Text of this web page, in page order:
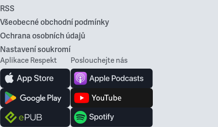
RSS
Všeobecné obchodní podmínky
Ochrana osobních údajů
Nastavení soukromí
Aplikace Respekt Poslouchejte nás